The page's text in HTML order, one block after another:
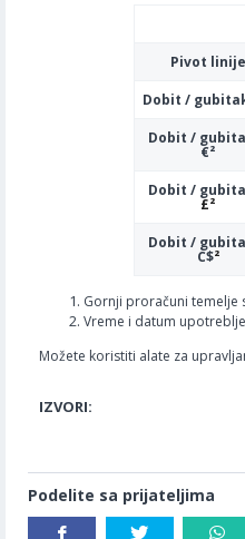
Pivot linije
Dobit /
Dobit /
€²
Dobit /
£²
Dobit /
C$²
Gornji proračuni temelje
Vreme i datum
Možete koristiti alate za
IZVORI:
Podelite sa prijateljima